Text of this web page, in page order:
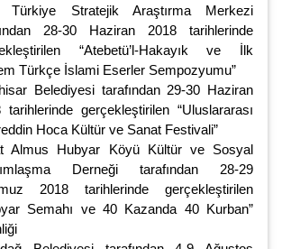
Türkiye Stratejik Araştırma Merkezi
28-30 Haziran 2018 tarihlerinde
“Atebetü’l-Hakayık ve İlk
Türkçe İslami Eserler Sempozyumu”
Belediyesi tarafından 29-30 Haziran
tarihlerinde gerçekleştirilen “Uluslararası
Hoca Kültür ve Sanat Festivali”
Almus Hubyar Köyü Kültür ve Sosyal
Derneği tarafından 28-29
2018 tarihlerinde gerçekleştirilen
Semahı ve 40 Kazanda 40 Kurban”